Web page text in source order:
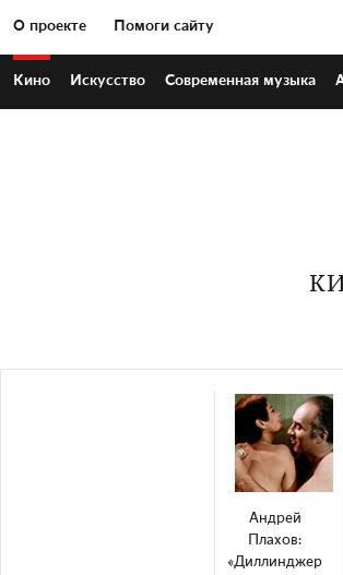
О проекте Помоги сайту
Кино Искусство Современная музыка
Андрей
Плахов:
«Диллинджер